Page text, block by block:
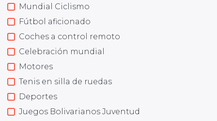
Mundial Ciclismo
Fútbol aficionado
Coches a control remoto
Celebración mundial
Motores
Tenis en silla de ruedas
Deportes
Juegos Bolivarianos Juventud